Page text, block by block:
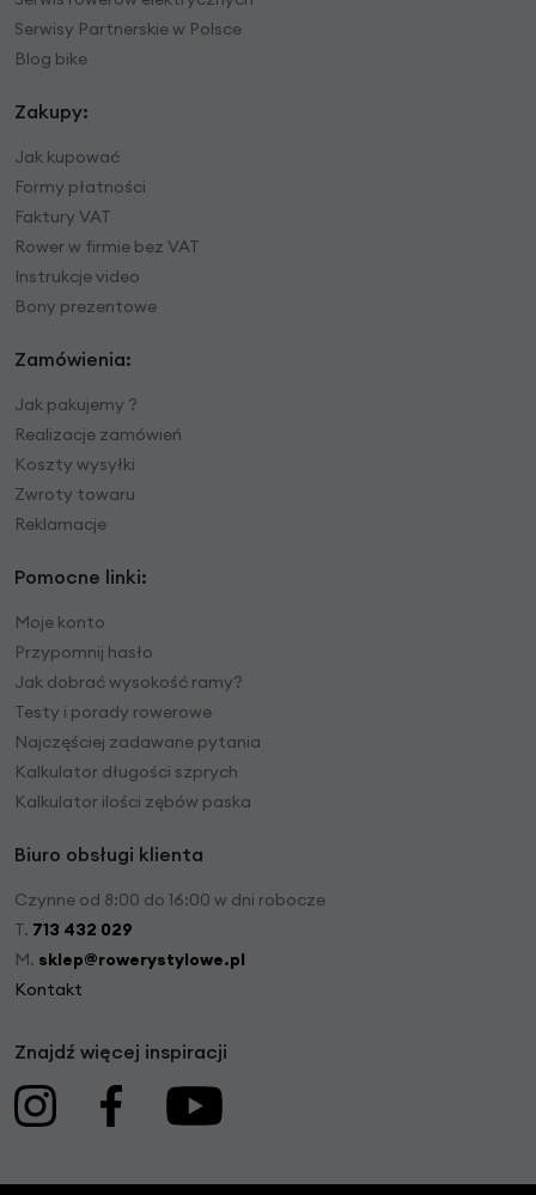
Serwisy Partnerskie w Polsce
Blog bike
Zakupy:
Jak kupować
Formy płatności
Faktury VAT
Rower w firmie bez VAT
Instrukcje video
Bony prezentowe
Zamówienia:
Jak pakujemy ?
Realizacje zamówień
Koszty wysyłki
Zwroty towaru
Reklamacje
Pomocne linki:
Moje konto
Przypomnij hasło
Jak dobrać wysokość ramy?
Testy i porady rowerowe
Najczęściej zadawane pytania
Kalkulator długości szprych
Kalkulator ilości zębów paska
Biuro obsługi klienta
Czynne od 8:00 do 16:00 w dni robocze
T. 713 432 029
M. sklep@rowerystylowe.pl
Kontakt
Znajdź więcej inspiracji